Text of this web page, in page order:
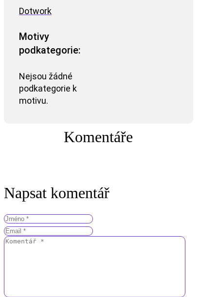
Dotwork
Motivy
podkategorie:
Nejsou žádné
podkategorie k
motivu.
Komentáře
Napsat komentář